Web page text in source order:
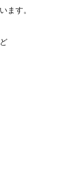
ます。